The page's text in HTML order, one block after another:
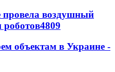
воздушный
роботов4809
объектам в Украине -